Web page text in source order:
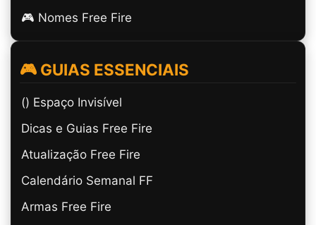
🎮 Nomes Free Fire
🎮 GUIAS ESSENCIAIS
(ㅤ) Espaço Invisível
Dicas e Guias Free Fire
Atualização Free Fire
Calendário Semanal FF
Armas Free Fire